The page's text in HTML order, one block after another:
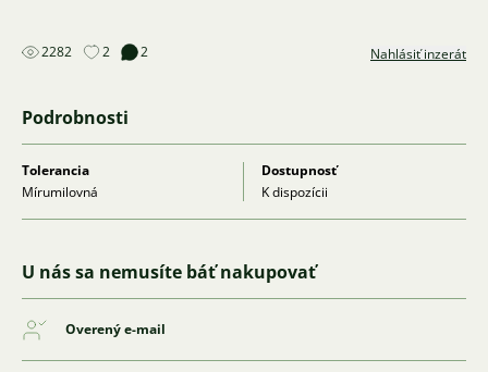
2282 2 2 Nahlásiť inzerát
Podrobnosti
Tolerancia
Mírumilovná
Dostupnosť
K dispozícii
U nás sa nemusíte báť nakupovať
Overený e-mail